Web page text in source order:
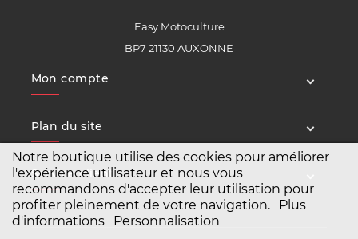
Notre boutique utilise des cookies pour améliorer
l'expérience utilisateur et nous vous
recommandons d'accepter leur utilisation pour
profiter pleinement de votre navigation.
Plus
d'informations
Personnalisation
Easy Motoculture
BP7 21130 AUXONNE
Mon compte
Plan du site
Service client